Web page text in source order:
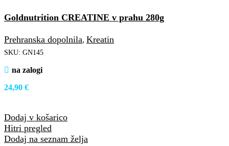
Goldnutrition CREATINE v prahu 280g
Prehranska dopolnila, Kreatin
SKU: GN145
na zalogi
24,90 €
Dodaj v košarico
Hitri pregled
Dodaj na seznam želja